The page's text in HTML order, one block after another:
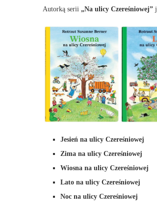
Autorką serii „Na ulicy Czereśniowej”
Jesień na ulicy Czereśniowej
Zima na ulicy Czereśniowej
Wiosna na ulicy Czereśniowej
Lato na ulicy Czereśniowej
Noc na ulicy Czereśniowej